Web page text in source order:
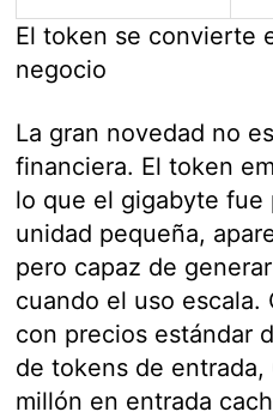
El token se convierte
negocio
La gran novedad no
financiera. El token
lo que el gigabyte fue
unidad pequeña,
pero capaz de
cuando el uso escala.
con precios estándar
de tokens de
millón en entrada